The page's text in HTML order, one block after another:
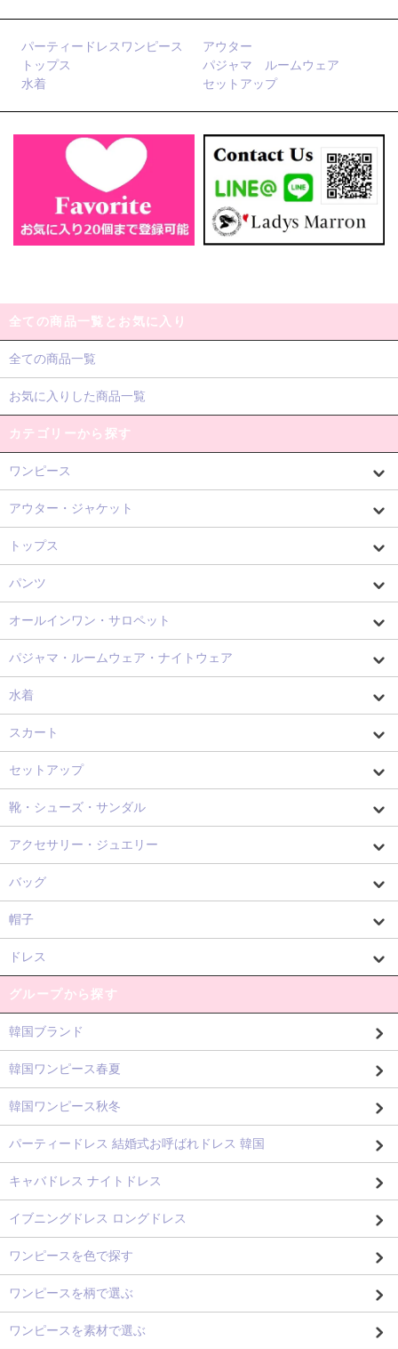
パーティードレスワンピース
アウター
トップス
パジャマ ルームウェア
水着
セットアップ
全ての商品一覧とお気に入り
全ての商品一覧
お気に入りした商品一覧
カテゴリーから探す
ワンピース
アウター・ジャケット
トップス
パンツ
オールインワン・サロペット
パジャマ・ルームウェア・ナイトウェア
水着
スカート
セットアップ
靴・シューズ・サンダル
アクセサリー・ジュエリー
バッグ
帽子
ドレス
グループから探す
韓国ブランド
韓国ワンピース春夏
韓国ワンピース秋冬
パーティードレス 結婚式お呼ばれドレス 韓国
キャバドレス ナイトドレス
イブニングドレス ロングドレス
ワンピースを色で探す
ワンピースを柄で選ぶ
ワンピースを素材で選ぶ